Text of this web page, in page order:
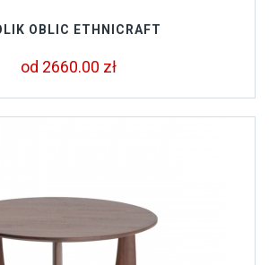
OBLIC ETHNICRAFT
od 2660.00 zł